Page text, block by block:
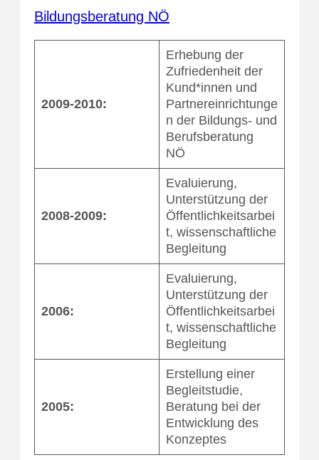
Bildungsberatung NÖ
2009-2010:
Erhebung der
Zufriedenheit der
Kund*innen und
Partnereinrichtunge
n der Bildungs- und
Berufsberatung
NÖ
2008-2009:
Evaluierung,
Unterstützung der
Öffentlichkeitsarbei
t, wissenschaftliche
Begleitung
2006:
Evaluierung,
Unterstützung der
Öffentlichkeitsarbei
t, wissenschaftliche
Begleitung
2005:
Erstellung einer
Begleitstudie,
Beratung bei der
Entwicklung des
Konzeptes